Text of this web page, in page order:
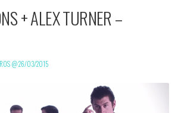
+ ALEX TURNER –
@26/03/2015